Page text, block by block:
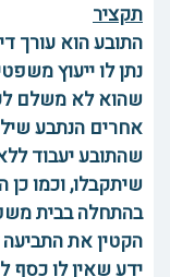
תקציר
התובע הוא עורך
נתן לו ייעוץ
שהוא לא משלם
אחרים הנתבע
שהתובע יעבוד
שיתקבלו, וכמו כן
ידע שאין לו כסף